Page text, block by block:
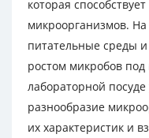
которая
микроорганизмов.
питательные среды
ростом микробов под
лабораторной
разнообразие
их характеристик и